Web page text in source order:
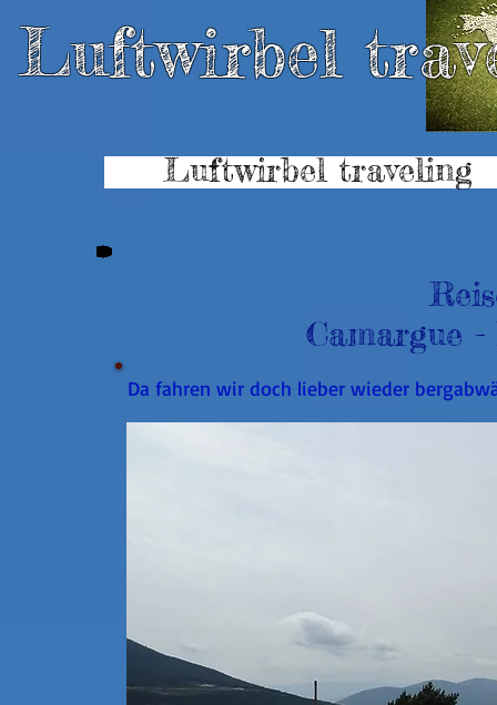
Luftwirbel
Luftwirbel traveling
Camargue
Da fahren wir doch lieber wieder